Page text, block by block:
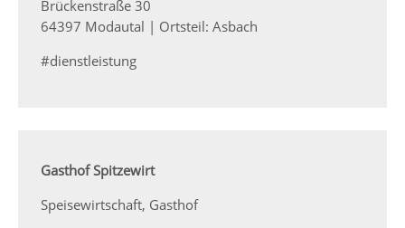
Brückenstraße 30
64397 Modautal | Ortsteil: Asbach
#dienstleistung
Gasthof Spitzewirt
Speisewirtschaft, Gasthof